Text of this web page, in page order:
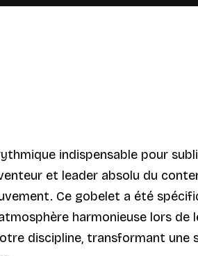
indispensable pour
et leader absolu du
Ce gobelet a été
harmonieuse lors de
discipline, transformant une